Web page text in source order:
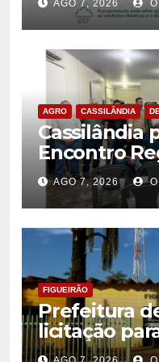
AGO 7, 2026
AGRO CASSILÂNDIA
Cassilândia
Encontro
citricultura
AGO 7, 2026 O
FIGUEIRÃO
Prefeitura
licitação
estrutura